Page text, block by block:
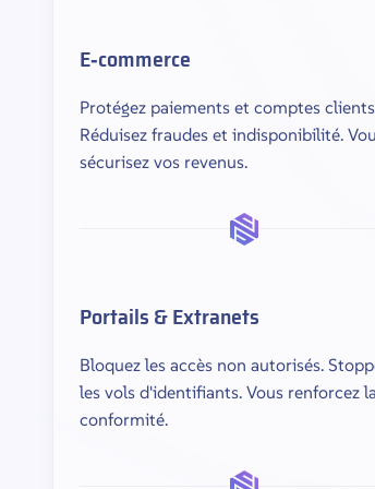
E‑commerce
Protégez paiements et comptes
Réduisez fraudes et indisponibilité.
sécurisez vos revenus.
Portails & Extranets
Bloquez les accès non autorisés.
les vols d'identifiants. Vous renforcez la
conformité.